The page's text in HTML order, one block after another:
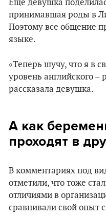
Еще девушка
принимавшая роды в
Поэтому все общение
языке.
«Теперь шучу, что я в
уровень английского –
рассказала девушка.
А как
проходят в
В комментариях под
отметили, что тоже
отличиями в
сравнивали свой опыт